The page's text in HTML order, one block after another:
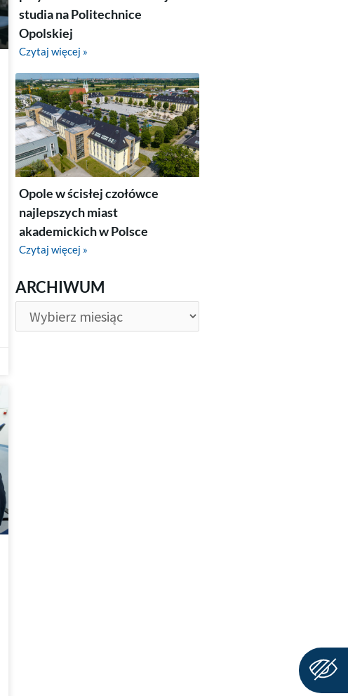
studia na Politechnice
Opolskiej
Czytaj więcej »
Opole w ścisłej czołówce
najlepszych miast
akademickich w Polsce
Czytaj więcej »
ARCHIWUM
ARCHIWUM